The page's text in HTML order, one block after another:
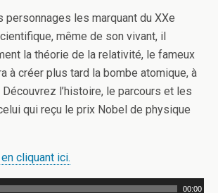
personnages les marquant du XXe
même de son vivant, il
la théorie de la relativité, le fameux
à créer plus tard la bombe atomique, à
l’histoire, le parcours et les
qui reçu le prix Nobel de physique
cliquant ici.
00:00